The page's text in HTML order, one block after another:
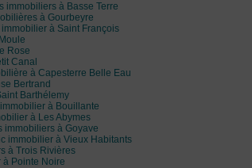
immobiliers à Basse Terre
à Gourbeyre
à Saint François
Rose
Canal
à Capesterre Belle Eau
Bertrand
Barthélemy
à Bouillante
à Les Abymes
immobiliers à Goyave
immobilier à Vieux Habitants
à Trois Rivières
à Pointe Noire